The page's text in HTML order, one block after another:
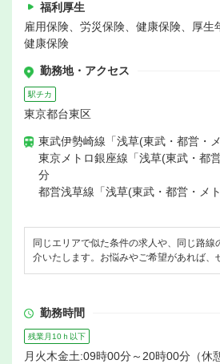
福利厚生
雇用保険、労災保険、健康保険、厚生
健康保険
勤務地・アクセス
駅チカ
東京都台東区
東武伊勢崎線「浅草(東武・都営・
東京メトロ銀座線「浅草(東武・都
分
都営浅草線「浅草(東武・都営・メ
同じエリアで似た条件の求人や、同じ路線
介いたします。お悩みやご希望があれば、
勤務時間
残業月10ｈ以下
月火木金土:09時00分～20時00分（休